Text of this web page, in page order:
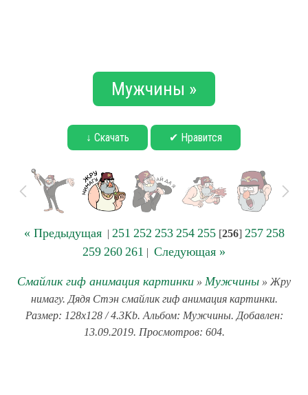
Мужчины »
↓ Скачать ✔ Нравится
« Предыдущая| 251 252 253 254 255[256] 257 258
259 260 261 | Следующая »
Смайлик гиф анимация картинки » Мужчины » Жру
нимагу. Дядя Стэн смайлик гиф анимация картинки.
Размер: 128x128 / 4.3Kb. Альбом: Мужчины. Добавлен:
13.09.2019. Просмотров: 604.